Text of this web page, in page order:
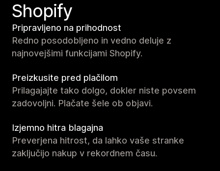
Shopify
Pripravljeno na prihodnost
Redno posodobljeno in vedno deluje z
najnovejšimi funkcijami Shopify.
Preizkusite pred plačilom
Prilagajajte tako dolgo, dokler niste povsem
zadovoljni. Plačate šele ob objavi.
Izjemno hitra blagajna
Preverjena hitrost, da lahko vaše stranke
zaključijo nakup v rekordnem času.